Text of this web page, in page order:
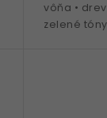
vôňa •
zelené